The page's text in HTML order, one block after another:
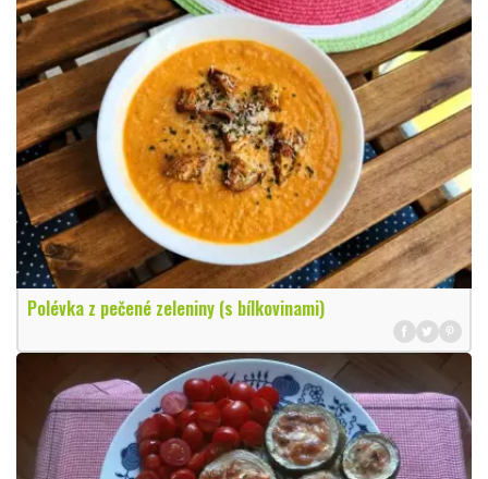
Polévka z pečené zeleniny (s bílkovinami)